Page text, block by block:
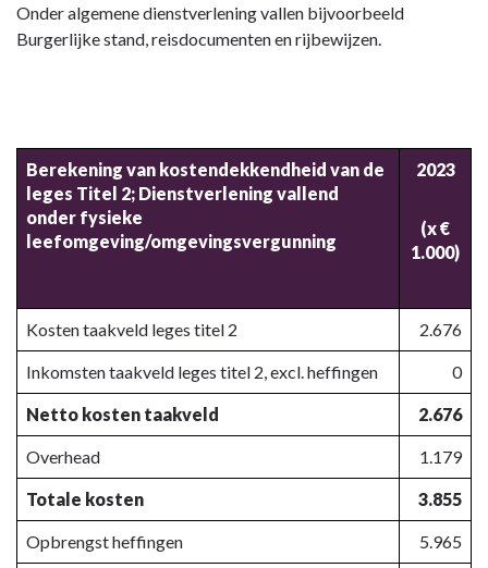
Onder algemene dienstverlening vallen bijvoorbeeld
Burgerlijke stand, reisdocumenten en rijbewijzen.
Berekening van kostendekkendheid van de
leges Titel 2; Dienstverlening vallend
onder fysieke
leefomgeving/omgevingsvergunning
2023
(x €
1.000)
Kosten taakveld leges titel 2 2.676
Inkomsten taakveld leges titel 2, excl. heffingen 0
Netto kosten taakveld 2.676
Overhead 1.179
Totale kosten 3.855
Opbrengst heffingen 5.965